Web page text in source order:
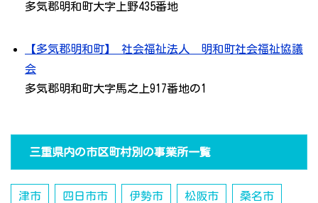
多気郡明和町大字上野435番地
【多気郡明和町】 社会福祉法人 明和町社会福祉協議
会
多気郡明和町大字馬之上917番地の1
三重県内の市区町村別の事業所一覧
津市 四日市市 伊勢市 松阪市 桑名市